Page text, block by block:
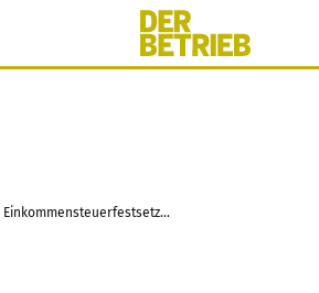
Zur Einkommensteuerfestsetzung bei einer offenbaren Unrichtigkeit gemäß § 129 AO